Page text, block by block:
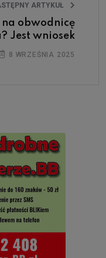
ARTYKUŁ
na obwodnicę
Jest wniosek
8 WRZEŚNIA 2025